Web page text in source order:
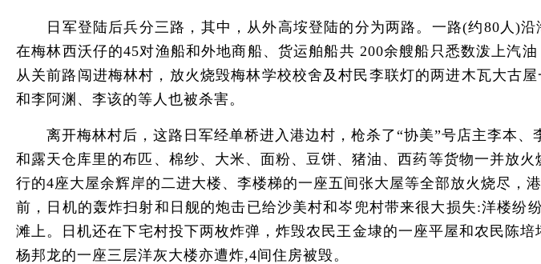
日军登陆后兵分三路，其中，从外高垵登陆的分为两路。一路(约80人)沿
在梅林西沃仔的45对渔船和外地商船、货运舶船共 200余艘船只悉数泼上汽
从关前路闯进梅林村，放火烧毁梅林学校校舍及村民李联灯的两进木瓦大古
和李阿渊、李该的等人也被杀害。
离开梅林村后，这路日军经单桥进入港边村，枪杀了“协美”号店主李本、
和露天仓库里的布匹、棉纱、大米、面粉、豆饼、猪油、西药等货物一并放
行的4座大屋余辉岸的二进大楼、李楼梯的一座五间张大屋等全部放火烧尽
前，日机的轰炸扫射和日舰的炮击已给沙美村和岑兜村带来很大损失:洋楼
滩上。日机还在下宅村投下两枚炸弹，炸毁农民王金埭的一座平屋和农民陈
杨邦龙的一座三层洋灰大楼亦遭炸,4间住房被毁。